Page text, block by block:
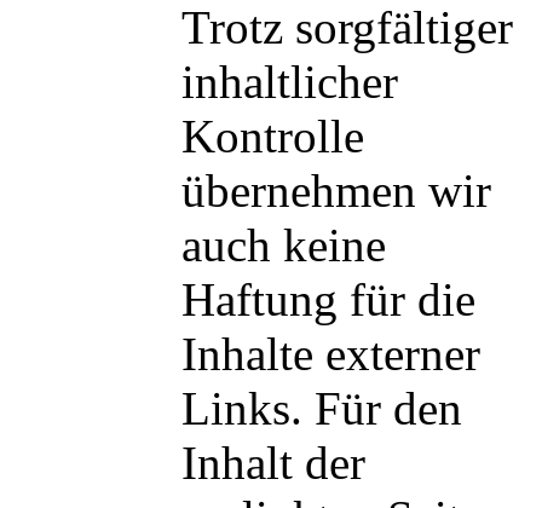
Trotz sorgfältiger
inhaltlicher
Kontrolle
übernehmen wir
auch keine
Haftung für die
Inhalte externer
Links. Für den
Inhalt der